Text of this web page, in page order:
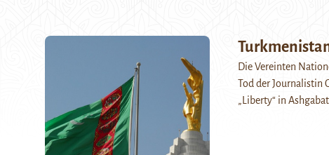
Die Vereinten
Tod der Journalistin
„Liberty“ in